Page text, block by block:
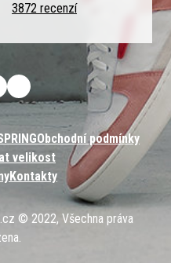
3872 recenzí
Obchodní podmínky
velikost
Kontakty
© 2022, Všechna práva